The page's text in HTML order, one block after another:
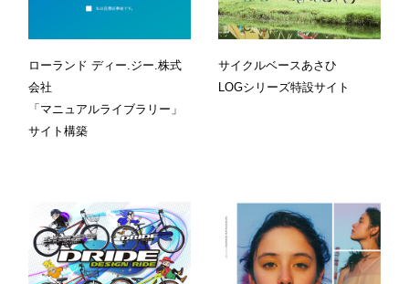
ローランド ディー.ジー.株式
会社
「マニュアルライブラリー」
サイト構築
サイクルベースあさひ
LOGシリーズ特設サイト